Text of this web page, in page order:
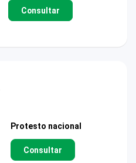
Consultar
Protesto nacional
Consultar